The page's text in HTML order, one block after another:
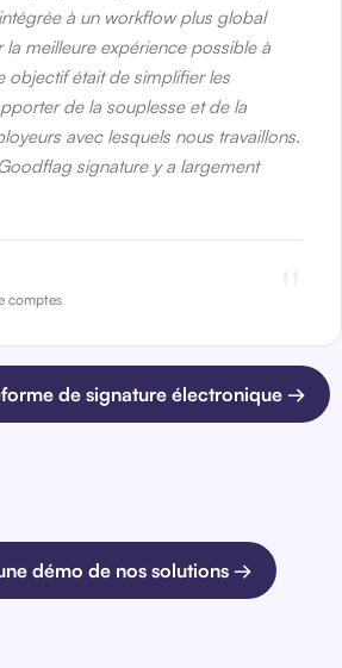
intégrée à un workflow plus global
meilleure expérience possible à
objectif était de simplifier les
de la souplesse et de la
avec lesquels nous travaillons.
signature y a largement
comptes
de signature électronique →
démo de nos solutions →